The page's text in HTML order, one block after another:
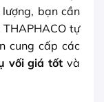
bạn cần
tự
cung cấp các
vối giá tốt và